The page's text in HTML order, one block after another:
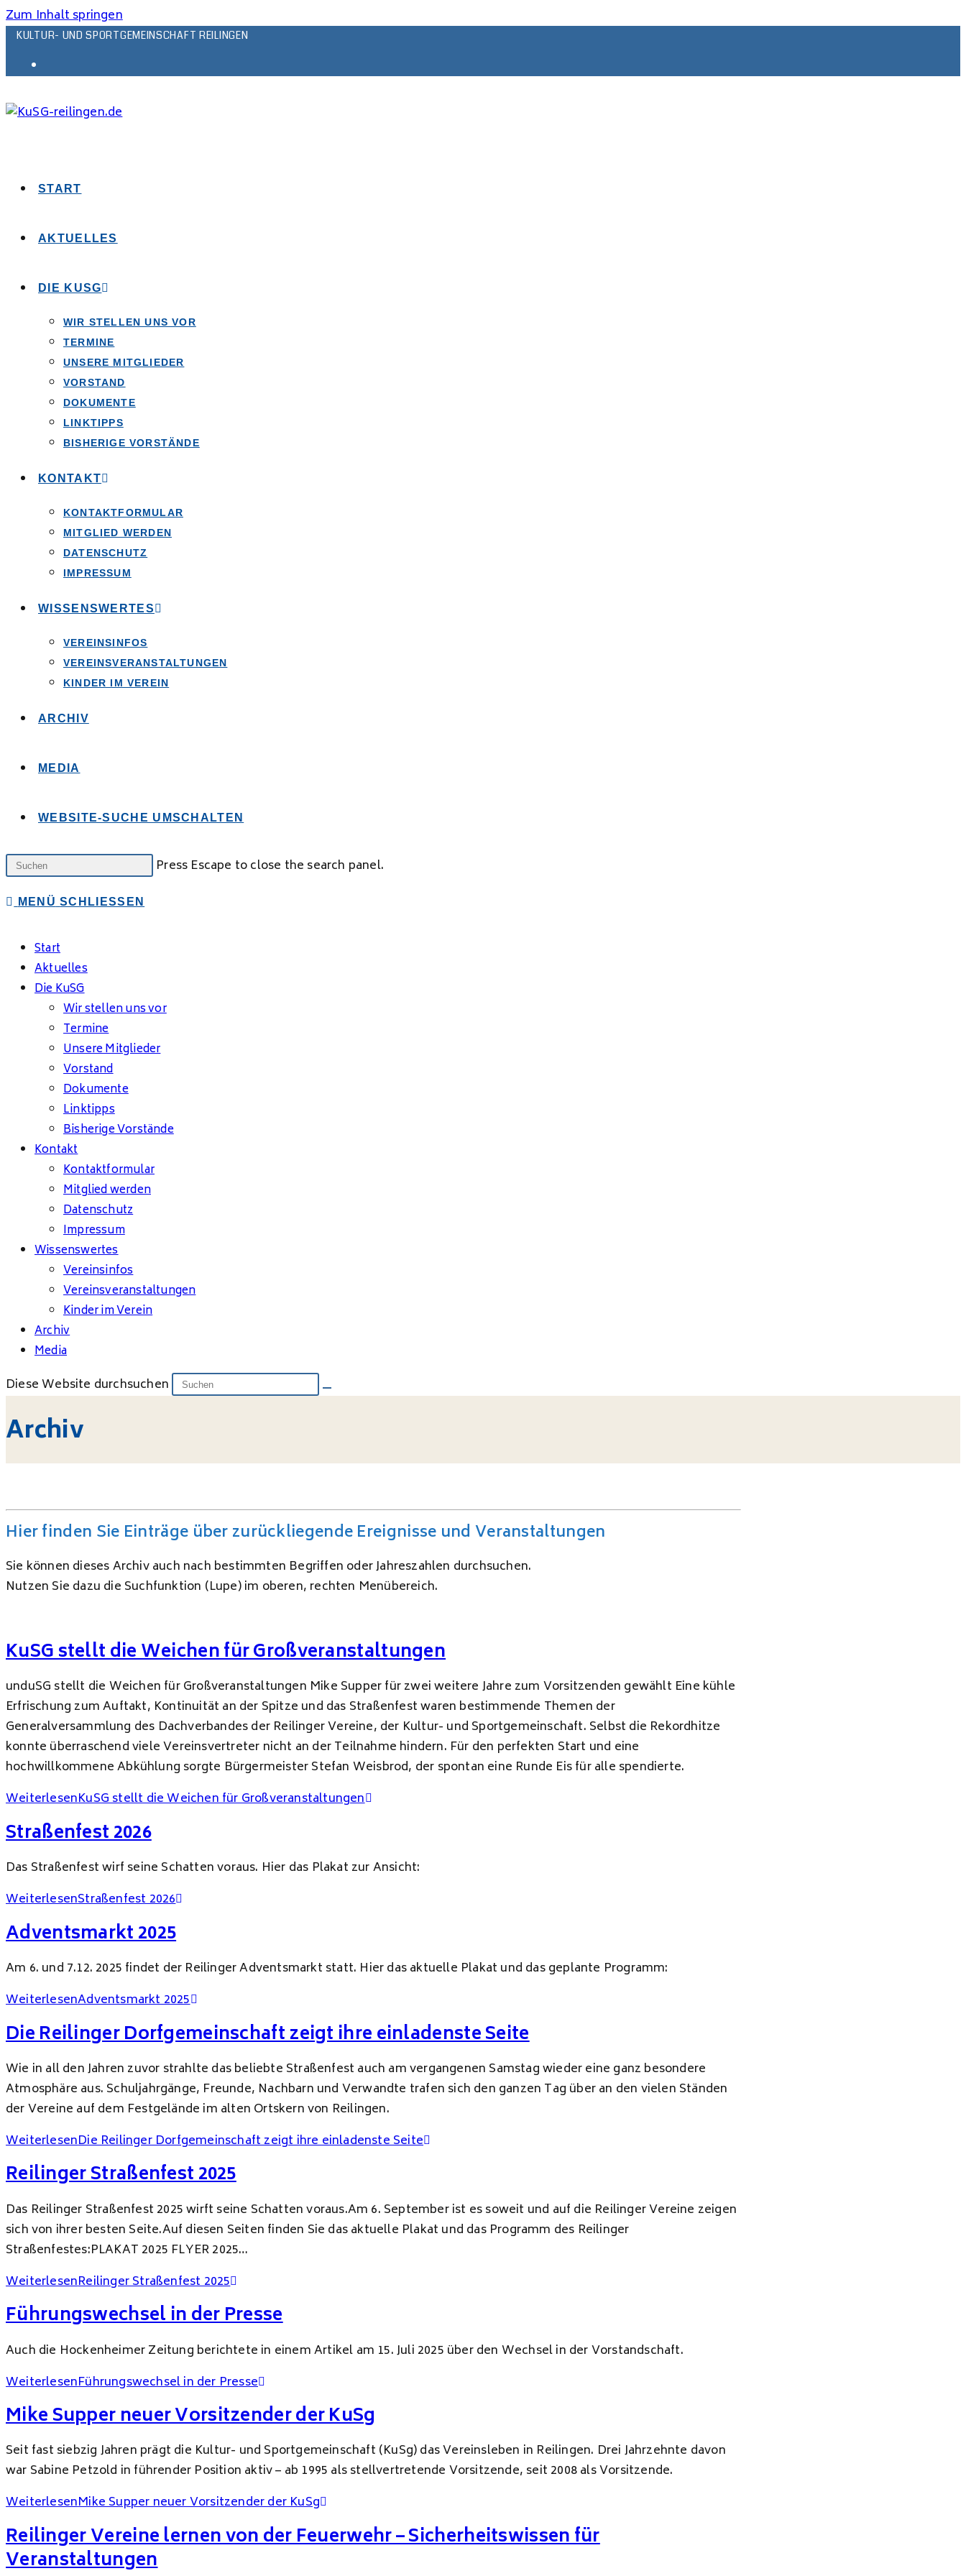
Zum Inhalt springen
KULTUR- UND SPORTGEMEINSCHAFT REILINGEN
START
AKTUELLES
DIE KUSG
WIR STELLEN UNS VOR
TERMINE
UNSERE MITGLIEDER
VORSTAND
DOKUMENTE
LINKTIPPS
BISHERIGE VORSTÄNDE
KONTAKT
KONTAKTFORMULAR
MITGLIED WERDEN
DATENSCHUTZ
IMPRESSUM
WISSENSWERTES
VEREINSINFOS
VEREINSVERANSTALTUNGEN
KINDER IM VEREIN
ARCHIV
MEDIA
WEBSITE-SUCHE UMSCHALTEN
Press Escape to close the search panel.
MENÜ SCHLIESSEN
Start
Aktuelles
Die KuSG
Wir stellen uns vor
Termine
Unsere Mitglieder
Vorstand
Dokumente
Linktipps
Bisherige Vorstände
Kontakt
Kontaktformular
Mitglied werden
Datenschutz
Impressum
Wissenswertes
Vereinsinfos
Vereinsveranstaltungen
Kinder im Verein
Archiv
Media
Diese Website durchsuchen
Archiv
Hier finden Sie Einträge über zurückliegende Ereignisse und Veranstaltungen
Sie können dieses Archiv auch nach bestimmten Begriffen oder Jahreszahlen durchsuchen.
Nutzen Sie dazu die Suchfunktion (Lupe) im oberen, rechten Menübereich.
KuSG stellt die Weichen für Großveranstaltungen
unduSG stellt die Weichen für Großveranstaltungen Mike Supper für zwei weitere Jahre zum Vorsitzenden gewählt Eine kühle
Erfrischung zum Auftakt, Kontinuität an der Spitze und das Straßenfest waren bestimmende Themen der
Generalversammlung des Dachverbandes der Reilinger Vereine, der Kultur- und Sportgemeinschaft. Selbst die Rekordhitze
konnte überraschend viele Vereinsvertreter nicht an der Teilnahme hindern. Für den perfekten Start und eine
hochwillkommene Abkühlung sorgte Bürgermeister Stefan Weisbrod, der spontan eine Runde Eis für alle spendierte.
WeiterlesenKuSG stellt die Weichen für Großveranstaltungen
Straßenfest 2026
Das Straßenfest wirf seine Schatten voraus. Hier das Plakat zur Ansicht:
WeiterlesenStraßenfest 2026
Adventsmarkt 2025
Am 6. und 7.12. 2025 findet der Reilinger Adventsmarkt statt. Hier das aktuelle Plakat und das geplante Programm:
WeiterlesenAdventsmarkt 2025
Die Reilinger Dorfgemeinschaft zeigt ihre einladenste Seite
Wie in all den Jahren zuvor strahlte das beliebte Straßenfest auch am vergangenen Samstag wieder eine ganz besondere
Atmosphäre aus. Schuljahrgänge, Freunde, Nachbarn und Verwandte trafen sich den ganzen Tag über an den vielen Ständen
der Vereine auf dem Festgelände im alten Ortskern von Reilingen.
WeiterlesenDie Reilinger Dorfgemeinschaft zeigt ihre einladenste Seite
Reilinger Straßenfest 2025
Das Reilinger Straßenfest 2025 wirft seine Schatten voraus.Am 6. September ist es soweit und auf die Reilinger Vereine zeigen
sich von ihrer besten Seite.Auf diesen Seiten finden Sie das aktuelle Plakat und das Programm des Reilinger
Straßenfestes:PLAKAT 2025 FLYER 2025…
WeiterlesenReilinger Straßenfest 2025
Führungswechsel in der Presse
Auch die Hockenheimer Zeitung berichtete in einem Artikel am 15. Juli 2025 über den Wechsel in der Vorstandschaft.
WeiterlesenFührungswechsel in der Presse
Mike Supper neuer Vorsitzender der KuSg
Seit fast siebzig Jahren prägt die Kultur- und Sportgemeinschaft (KuSg) das Vereinsleben in Reilingen. Drei Jahrzehnte davon
war Sabine Petzold in führender Position aktiv – ab 1995 als stellvertretende Vorsitzende, seit 2008 als Vorsitzende.
WeiterlesenMike Supper neuer Vorsitzender der KuSg
Reilinger Vereine lernen von der Feuerwehr – Sicherheitswissen für
Veranstaltungen